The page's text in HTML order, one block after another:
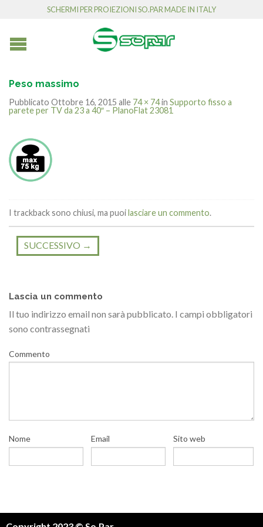
SCHERMI PER PROIEZIONI SO.PAR MADE IN ITALY
Peso massimo
Pubblicato Ottobre 16, 2015 alle 74 × 74in Supporto fisso a
parete per TV da 23 a 40″ – PlanoFlat 23081
I trackback sono chiusi, ma puoilasciare un commento.
SUCCESSIVO →
Lascia un commento
Il tuo indirizzo email non sarà pubblicato. I campi obbligatori
sono contrassegnati
Commento
Nome Email Sito web